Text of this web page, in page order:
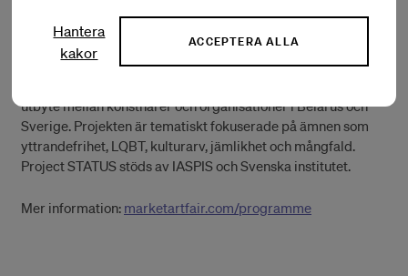
utbyte mellan konstnärer och organisationer i Belarus och
Sverige. Projekten är tematiskt fokuserade på ämnen som
yttrandefrihet, LQBT, kulturarv, jämlikhet och mångfald.
Project STATUS stöds av IASPIS och Svenska institutet.
Mer information: marketartfair.com/programme
Hantera
kakor
ACCEPTERA ALLA